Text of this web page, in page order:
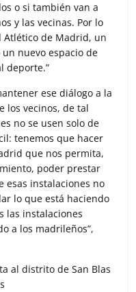
o si también van a
y las vecinas. Por lo
Atlético de Madrid, un
nuevo espacio de
deporte.”
ese diálogo a la
los vecinos, de tal
no se usen solo de
tenemos que hacer
que nos permita,
poder prestar
esas instalaciones no
lo que está haciendo
las instalaciones
a los madrileños”,